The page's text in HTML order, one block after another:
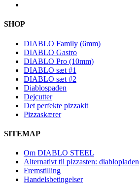
SHOP
DIABLO Family (6mm)
DIABLO Gastro
DIABLO Pro (10mm)
DIABLO sæt #1
DIABLO sæt #2
Diablospaden
Dejcutter
Det perfekte pizzakit
Pizzaskærer
SITEMAP
Om DIABLO STEEL
Alternativt til pizzasten: diablopladen
Fremstilling
Handelsbetingelser